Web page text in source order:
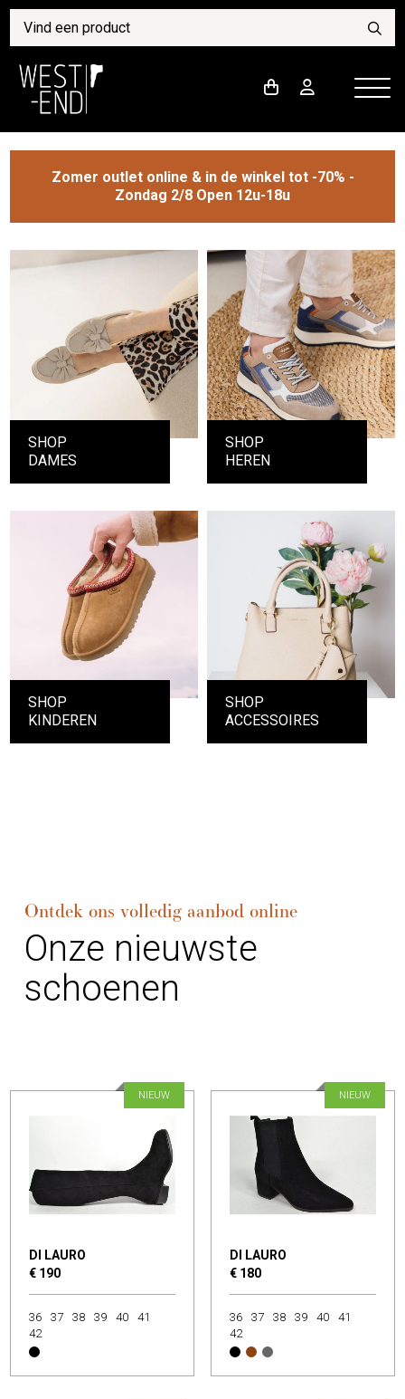
Zomer outlet online & in de winkel tot -70% -
Zondag 2/8 Open 12u-18u
SHOP
DAMES
SHOP
HEREN
SHOP
KINDEREN
SHOP
ACCESSOIRES
Ontdek ons volledig aanbod online
Onze nieuwste
schoenen
DI LAURO
€ 190
NIEUW
36 37 38 39 40
41
42
DI LAURO
€ 180
NIEUW
36 37 38 39 40
41
42